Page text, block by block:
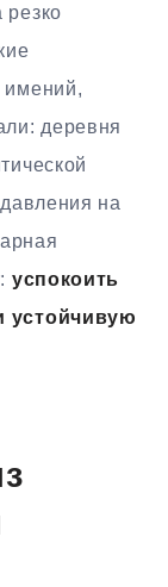
имений,
деревня
на
успокоить
устойчивую